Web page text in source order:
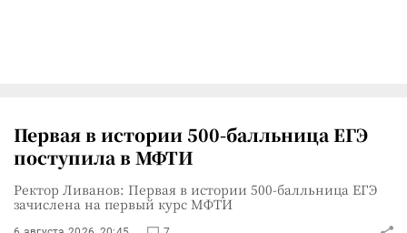
Первая в истории 500-балльница ЕГЭ
поступила в МФТИ
Ректор Ливанов: Первая в истории 500-балльница ЕГЭ
зачислена на первый курс МФТИ